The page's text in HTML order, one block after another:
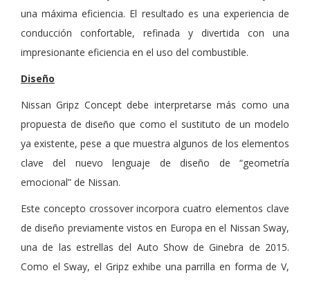
una máxima eficiencia. El resultado es una experiencia de
conducción confortable, refinada y divertida con una
impresionante eficiencia en el uso del combustible.
Diseño
Nissan Gripz Concept debe interpretarse más como una
propuesta de diseño que como el sustituto de un modelo
ya existente, pese a que muestra algunos de los elementos
clave del nuevo lenguaje de diseño de “geometría
emocional” de Nissan.
Este concepto crossover incorpora cuatro elementos clave
de diseño previamente vistos en Europa en el Nissan Sway,
una de las estrellas del Auto Show de Ginebra de 2015.
Como el Sway, el Gripz exhibe una parrilla en forma de V,